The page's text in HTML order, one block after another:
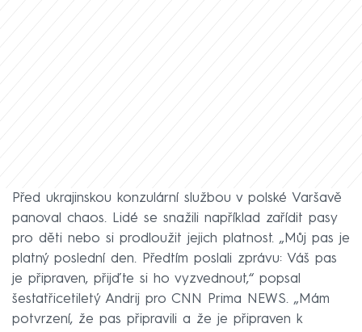
Před ukrajinskou konzulární službou v polské Varšavě
panoval chaos. Lidé se snažili například zařídit pasy
pro děti nebo si prodloužit jejich platnost. „Můj pas je
platný poslední den. Předtím poslali zprávu: Váš pas
je připraven, přijďte si ho vyzvednout,“ popsal
šestatřicetiletý Andrij pro CNN Prima NEWS. „Mám
potvrzení, že pas připravili a že je připraven k